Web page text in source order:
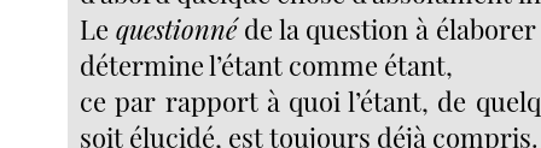
Lequestionnéde la question à élaborer
détermine l’étant comme étant,
ce par rapport à quoi l’étant, de
soit élucidé, est toujours déjà compris.